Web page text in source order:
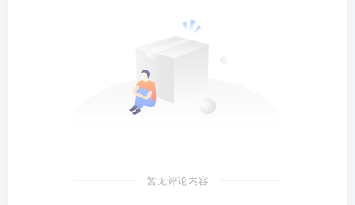
暂无评论内容